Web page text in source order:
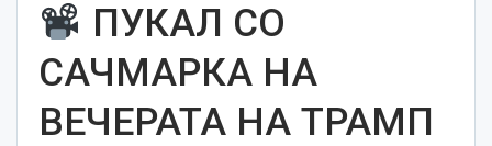
ПУКАЛ СО
САЧМАРКА НА
ВЕЧЕРАТА НА ТРАМП